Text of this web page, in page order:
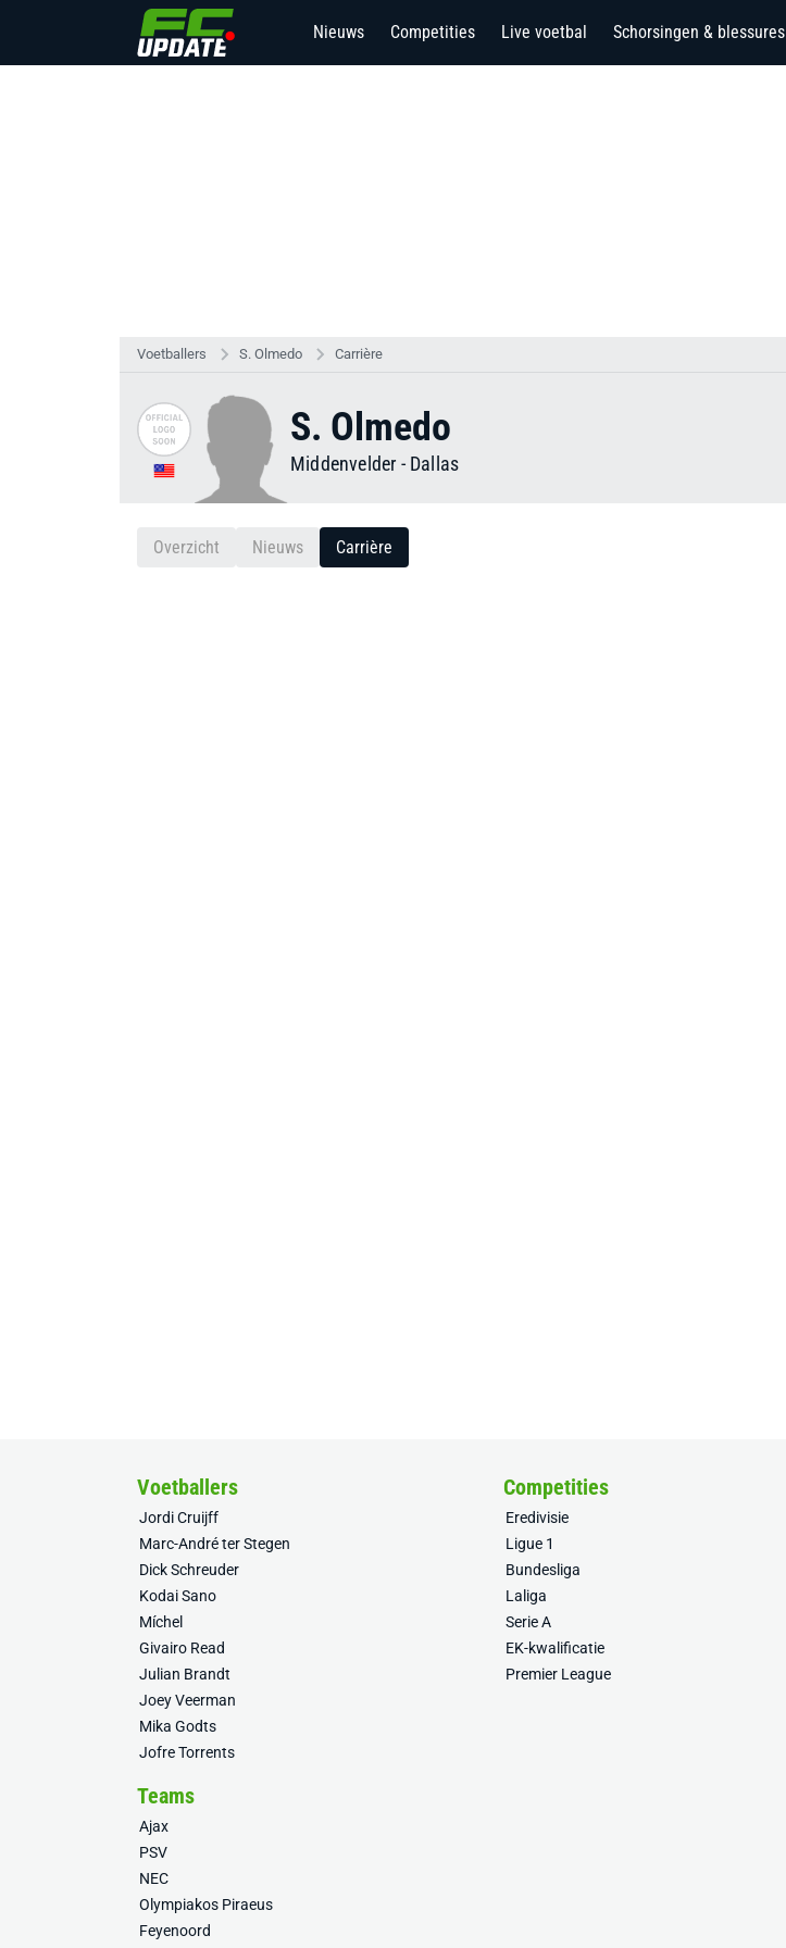
Nieuws Competities Live voetbal Schorsingen & blessures
Voetballers S. Olmedo Carrière
S. Olmedo
Middenvelder - Dallas
Overzicht Nieuws Carrière
Voetballers
Jordi Cruijff
Marc-André ter Stegen
Dick Schreuder
Kodai Sano
Míchel
Givairo Read
Julian Brandt
Joey Veerman
Mika Godts
Jofre Torrents
Competities
Eredivisie
Ligue 1
Bundesliga
Laliga
Serie A
EK-kwalificatie
Premier League
Teams
Ajax
PSV
NEC
Olympiakos Piraeus
Feyenoord